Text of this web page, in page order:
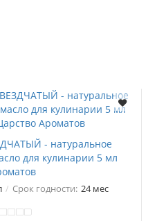
- натуральное
для кулинарии 5 мл
Срок годности: 24 мес